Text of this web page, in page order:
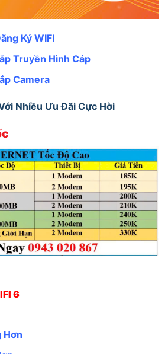
Ký WIFI
Truyền Hình Cáp
Camera
Nhiều Ưu Đãi Cực Hời
6
Hơn